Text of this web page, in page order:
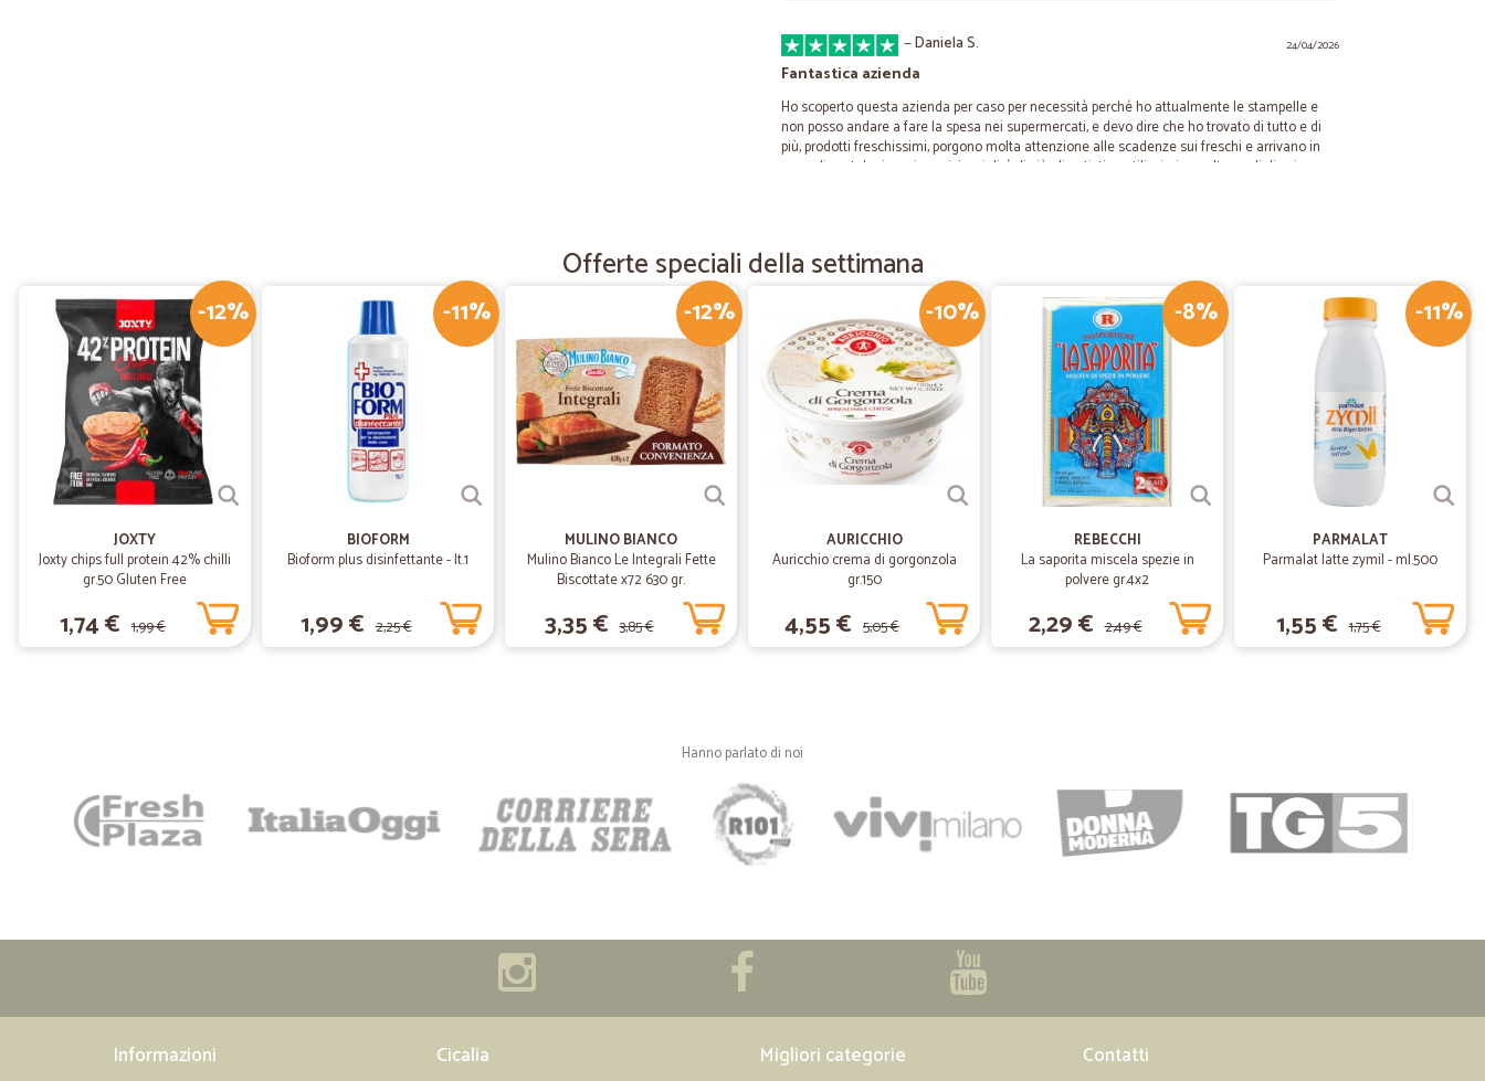
24/04/2026
—Daniela S.
Fantastica azienda
Ho scoperto questa azienda per caso per necessità perché ho attualmente le stampelle e
non posso andare a fare la spesa nei supermercati, e devo dire che ho trovato di tutto e di
più, prodotti freschissimi, porgono molta attenzione alle scadenze sui freschi e arrivano in
comodi scatoloni con i manici e vi dirò di più gli autisti gentilissimi e molto cordiali, mi
—Francesca A.
ottimi, veloce, vntaggioso cortese.
27/11/2023
—Trustpilot
Cicalia grazie per la disponibilità e…
Cicalia grazie per la disponibilità e la gentilezza delle operatrici.Azienda seria ha voglia di
—
Incredibilmente veloci!
Incredibilmente veloci!
La pasta...
formato è rotto e frantumato.... Praticamente sembra pastina... Peccato!! Per il resto ok.
—Barbara D.
Serietà e puntualità
Offerte speciali della settimana
-12%
JOXTY
Joxty chips full protein 42% chilli
gr.50 Gluten Free
1,74 € 1,99 €
-11%
BIOFORM
Bioform plus disinfettante - lt.1
1,99 € 2,25 €
-12%
MULINO BIANCO
Mulino Bianco Le Integrali Fette
Biscottate x72 630 gr.
3,35 € 3,85 €
-10%
AURICCHIO
Auricchio crema di gorgonzola
gr.150
4,55 € 5,05 €
-8%
REBECCHI
La saporita miscela spezie in
polvere gr.4x2
2,29 € 2,49 €
-11%
PARMALAT
Parmalat latte zymil - ml.500
1,55 € 1,75 €
Hanno parlato di noi
Informazioni Cicalia Migliori categorie Contatti